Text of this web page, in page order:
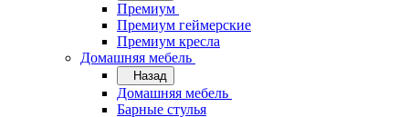
Премиум
Премиум геймерские
Премиум кресла
Домашняя мебель
Назад
Домашняя мебель
Барные стулья